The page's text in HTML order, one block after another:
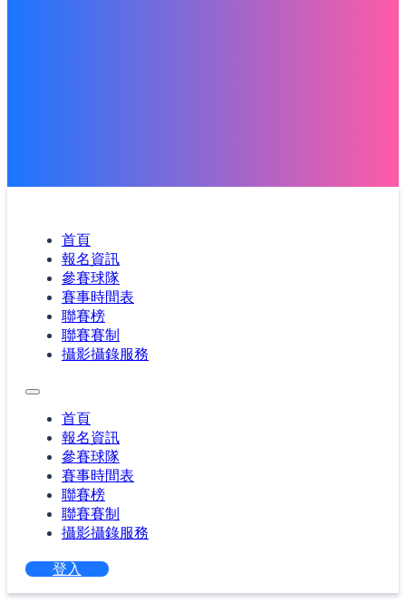
首頁
報名資訊
參賽球隊
賽事時間表
聯賽榜
聯賽賽制
攝影攝錄服務
首頁
報名資訊
參賽球隊
賽事時間表
聯賽榜
聯賽賽制
攝影攝錄服務
登入